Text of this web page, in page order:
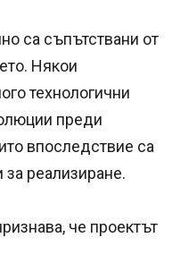
са съпътствани от
Някои
технологични
преди
впоследствие са
реализиране.
че проектът